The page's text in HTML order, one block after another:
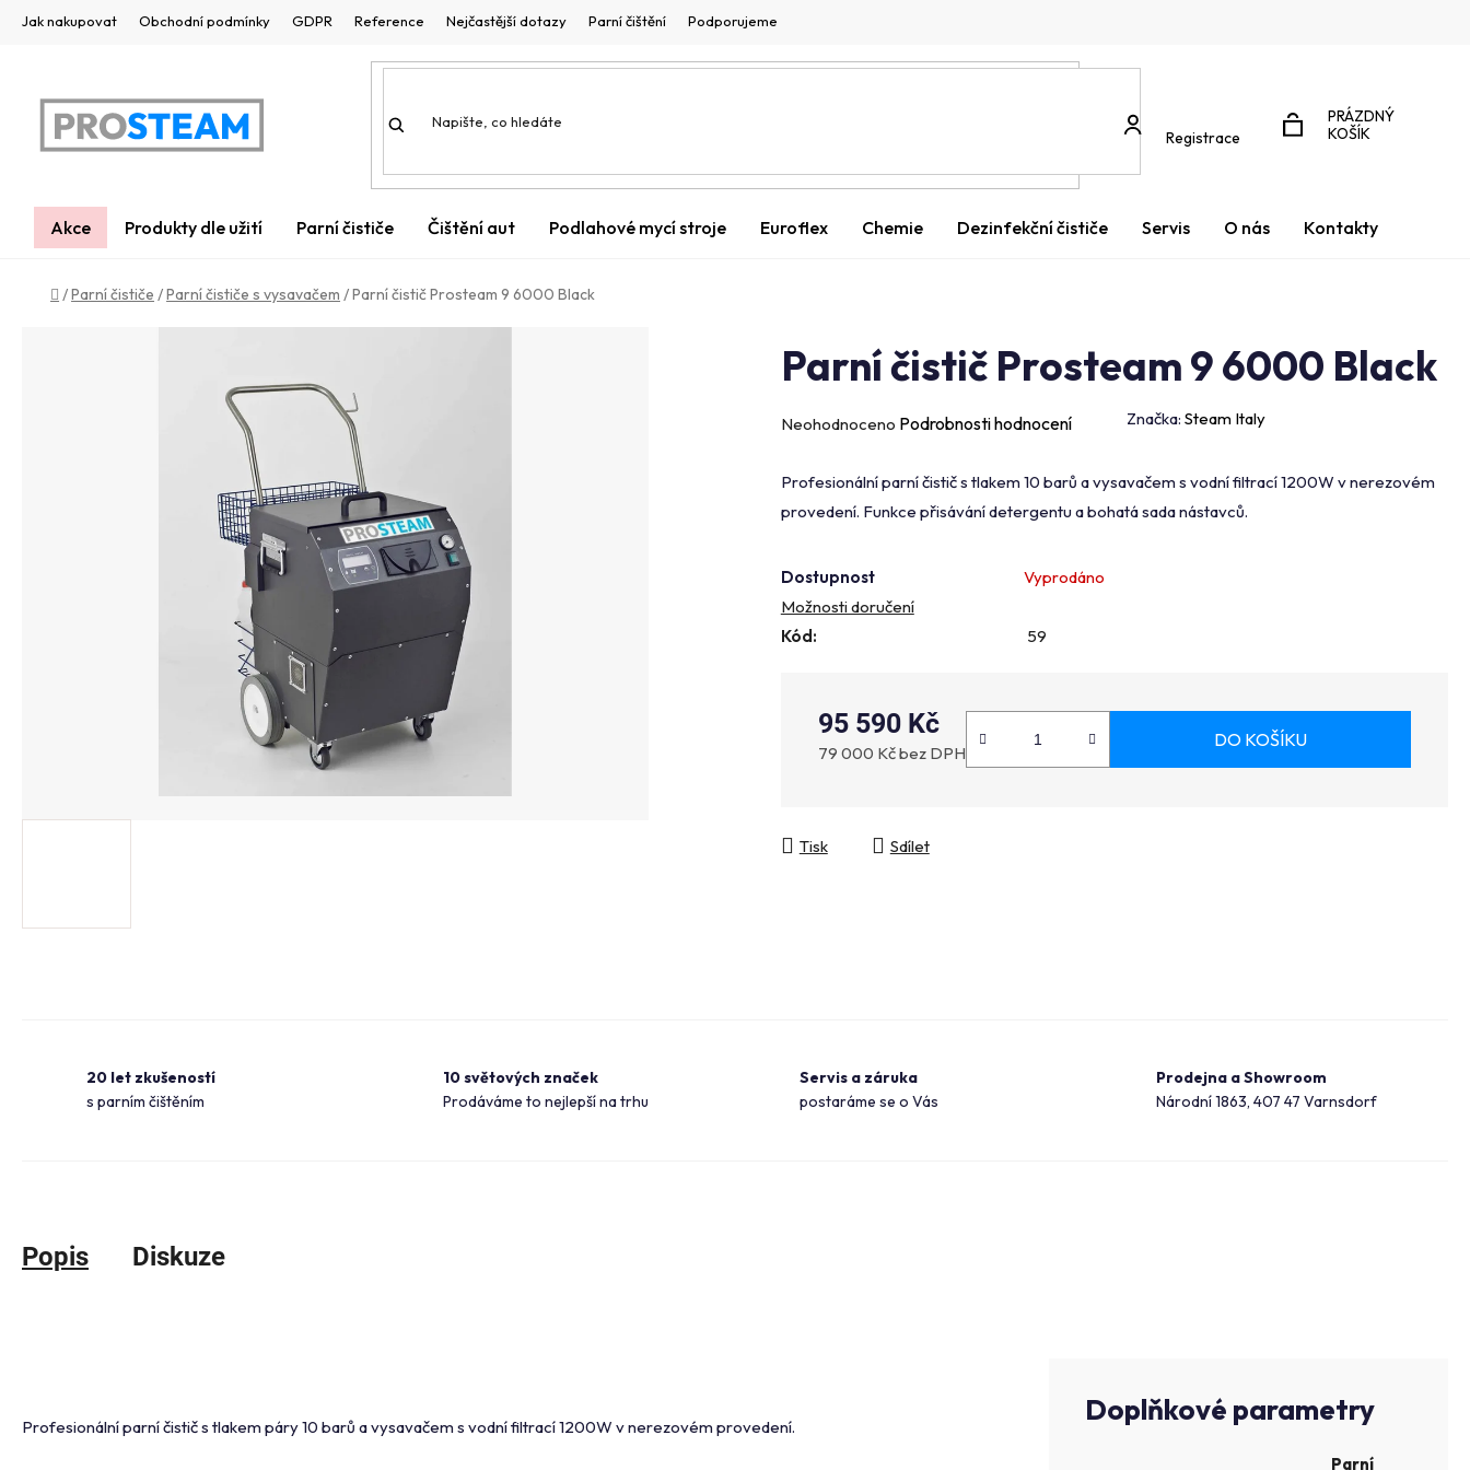
Jak nakupovat Obchodní podmínky GDPR Reference Nejčastější dotazy Parní čištění Podporujeme
Registrace
NÁKUPNÍ
PRÁZDNÝ
KOŠÍK
Akce Produkty dle užití Parní čističe Čištění aut Podlahové mycí stroje Euroflex Chemie Dezinfekční čističe Servis O nás Kontakty
Domů
/Parní čističe /Parní čističe s vysavačem /Parní čistič Prosteam 9 6000 Black
Parní čistič Prosteam 9 6000 Black
Průměrné
produktu
je
z
5
hvězdiček.
Neohodnoceno Podrobnosti hodnocení Značka: Steam Italy
Profesionální parní čistič s tlakem 10 barů a vysavačem s vodní filtrací 1200W v nerezovém
provedení. Funkce přisávání detergentu a bohatá sada nástavců.
Dostupnost
Vyprodáno
Možnosti doručení
Kód:
59
95 590 Kč
79 000 Kč bez DPH
DO KOŠÍKU
Tisk Sdílet
20 let zkušeností
s parním čištěním
10 světových značek
Prodáváme to nejlepší na trhu
Servis a záruka
postaráme se o Vás
Prodejna a Showroom
Národní 1863, 407 47 Varnsdorf
Popis Diskuze
Profesionální parní čistič s tlakem páry 10 barů a vysavačem s vodní filtrací 1200W v nerezovém provedení. Doplňkové parametry
Parní